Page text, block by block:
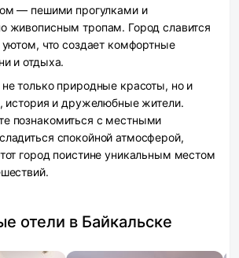
— пешими прогулками и
живописным тропам. Город славится
уютом, что создает комфортные
и отдыха.
только природные красоты, но и
история и дружелюбные жители.
познакомиться с местными
спокойной атмосферой,
город поистине уникальным местом
отели в Байкальске